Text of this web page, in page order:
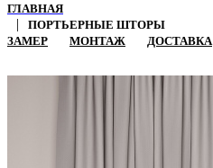
ГЛАВНАЯ
ПОРТЬЕРНЫЕ ШТОРЫ
ЗАМЕР
МОНТАЖ ДОСТАВКА